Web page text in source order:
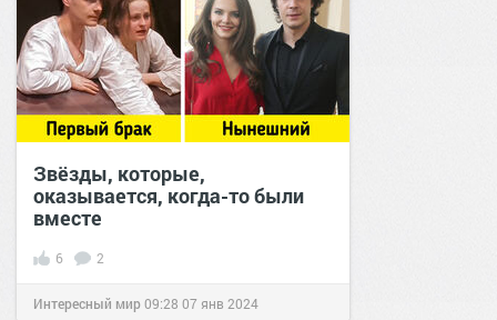
Звёзды, которые,
оказывается, когда-то были
вместе
6 2
Интересный мир09:28 07 янв 2024